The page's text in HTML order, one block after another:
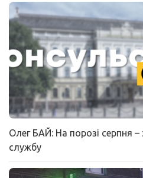
Олег БАЙ: На порозі серпня
службу